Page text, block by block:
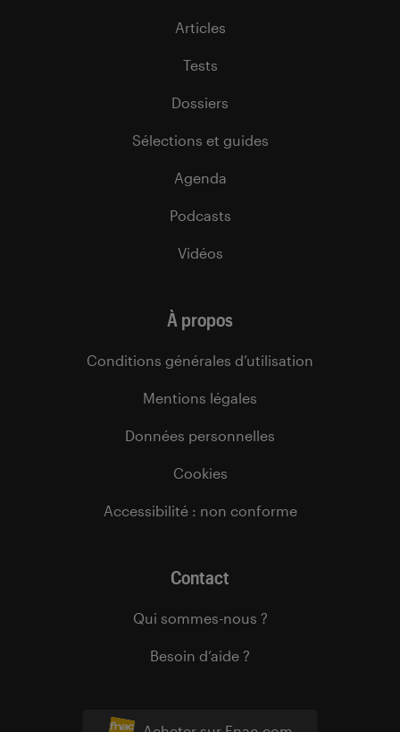
Articles
Tests
Dossiers
Sélections et guides
Agenda
Podcasts
Vidéos
À propos
Conditions générales d’utilisation
Mentions légales
Données personnelles
Cookies
Accessibilité : non conforme
Contact
Qui sommes-nous ?
Besoin d’aide ?